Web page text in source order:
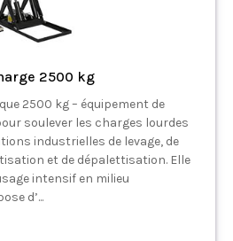
2500 kg
2500 kg – équipement de
soulever les charges lourdes
industrielles de levage, de
et de dépalettisation. Elle
intensif en milieu
d’...